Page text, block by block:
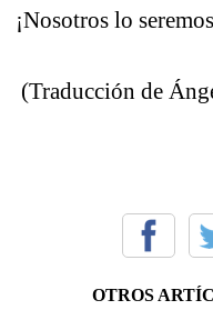
¡Nosotros lo
(Traducción de
OTROS